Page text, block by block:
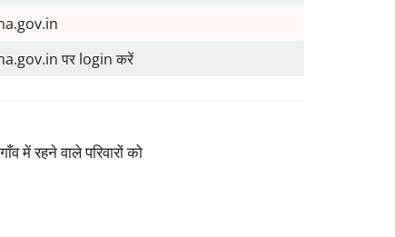
पर login करें
वाले परिवारों को